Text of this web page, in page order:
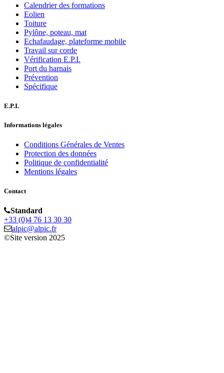
Calendrier des formations
Eolien
Toiture
Pylône, poteau, mat
Echafaudage, plateforme mobile
Travail sur corde
Vérification E.P.I.
Port du harnais
Prévention
Spécifique
E.P.I.
Informations légales
Conditions Générales de Ventes
Protection des données
Politique de confidentialité
Mentions légales
Contact
Standard
+33 (0)4 76 13 30 30
alpic@alpic.fr
©Site version 2025